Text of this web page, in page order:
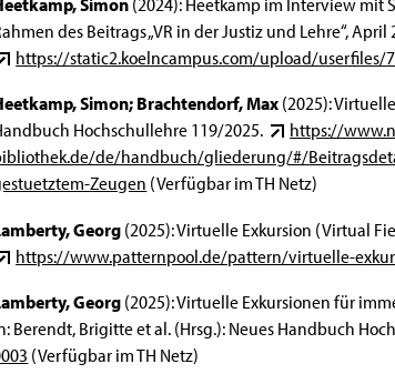
des Beitrags „VR in der Justiz und Lehre“,
https://static2.koelncampus.com/upload/
Simon; Brachtendorf, Max(2025):
Hochschullehre 119/2025.
https://
de/handbuch/gliederung/#/
Zeugen (Verfügbar im TH Netz)
Georg(2025): Virtuelle Exkursion (Virtual
https://www.patternpool.de/pattern/virtuelle-
Georg(2025): Virtuelle Exkursionen für
Berendt, Brigitte et al. (Hrsg.): Neues Handbuch
(Verfügbar im TH Netz)